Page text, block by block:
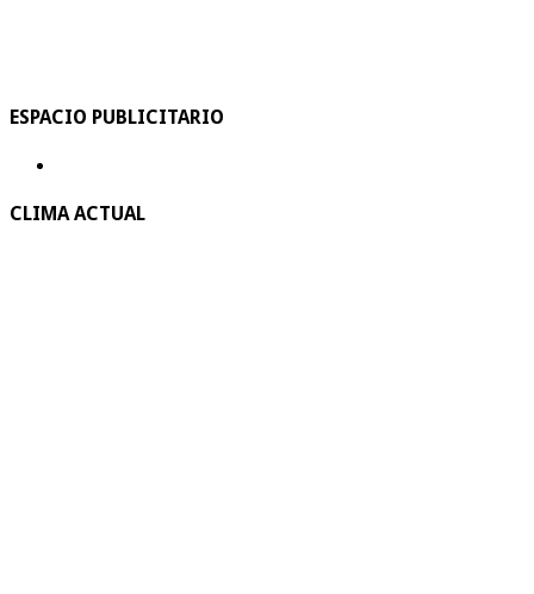
ESPACIO PUBLICITARIO
CLIMA ACTUAL